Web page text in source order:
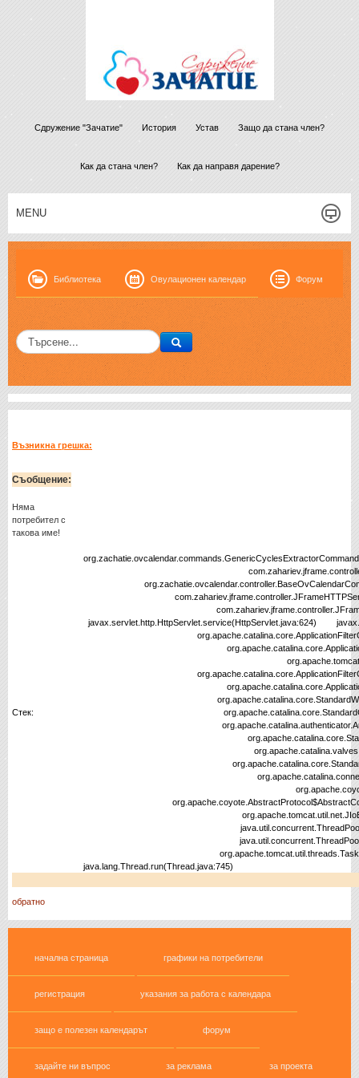
Сдружение "Зачатие" История Устав Защо да стана член?
Как да стана член? Как да направя дарение?
MENU
Библиотека Овулационен календар Форум
Възникна грешка:
Съобщение:
Няма
потребител с
такова име!
Стек:
javax.servlet.http.HttpServlet.service(HttpServlet.java:624)
java.lang.Thread.run(Thread.java:745)
обратно
начална страница графики на потребители
регистрация указания за работа с календара
защо е полезен календарът форум
задайте ни въпрос за реклама за проекта